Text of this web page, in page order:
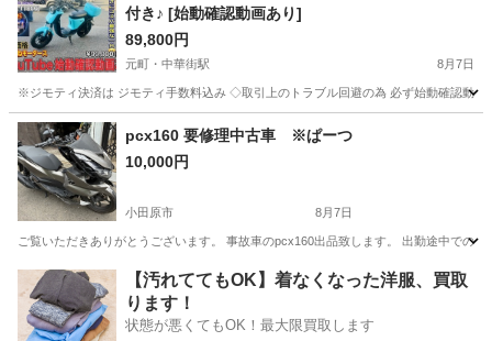
付き♪ [始動確認動画あり]
89,800円
元町・中華街駅 8月7日
※ジモティ決済は ジモティ手数料込み ◇取引上のトラブル回避の為 必ず始動確認動
神奈川 横浜市 元町・中華街駅 その他
pcx160 要修理中古車 ※ぱーつ
10,000円
小田原市 8月7日
ご覧いただきありがとうございます。 事故車のpcx160出品致します。 出勤途中で
神奈川 小田原市 ホンダ
【汚れててもOK】着なくなった洋服、買取
ります！
状態が悪くてもOK！最大限買取します